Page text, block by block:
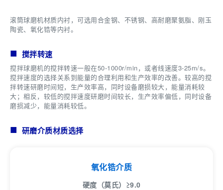
滚筒球磨机材质内衬，可选用合金钢、不锈钢、高耐磨聚氨脂、刚玉
陶瓷、氧化锆等内衬。
搅拌转速
搅拌球磨机的搅拌转速一般在50-1000r/min，或者线速度3-25m/s。
搅拌速度的选择关系到能量的合理利用和生产效率的改善。较高的搅
拌转速研磨时间短，生产效率高，同时设备磨损较大，能量消耗较
大；相反，较低的搅拌速度研磨时间较长，生产效率偏低，同时设备
磨损减少，能量消耗较低。
研磨介质材质选择
氧化锆介质
硬度（莫氏）≥9.0